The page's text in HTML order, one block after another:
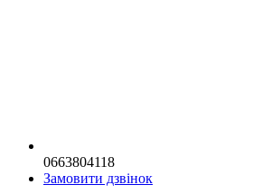
0663804118
Замовити дзвінок